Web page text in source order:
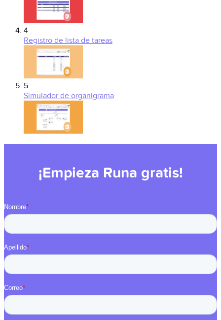
4
Registro de lista de tareas
5
Simulador de organigrama
¡Empieza Runa gratis!